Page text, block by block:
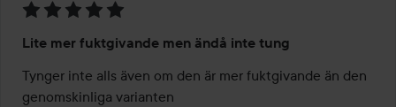
5
av
5
Lite mer fuktgivande men ändå inte tung
Tynger inte alls även om den är mer fuktgivande än den
genomskinliga varianten